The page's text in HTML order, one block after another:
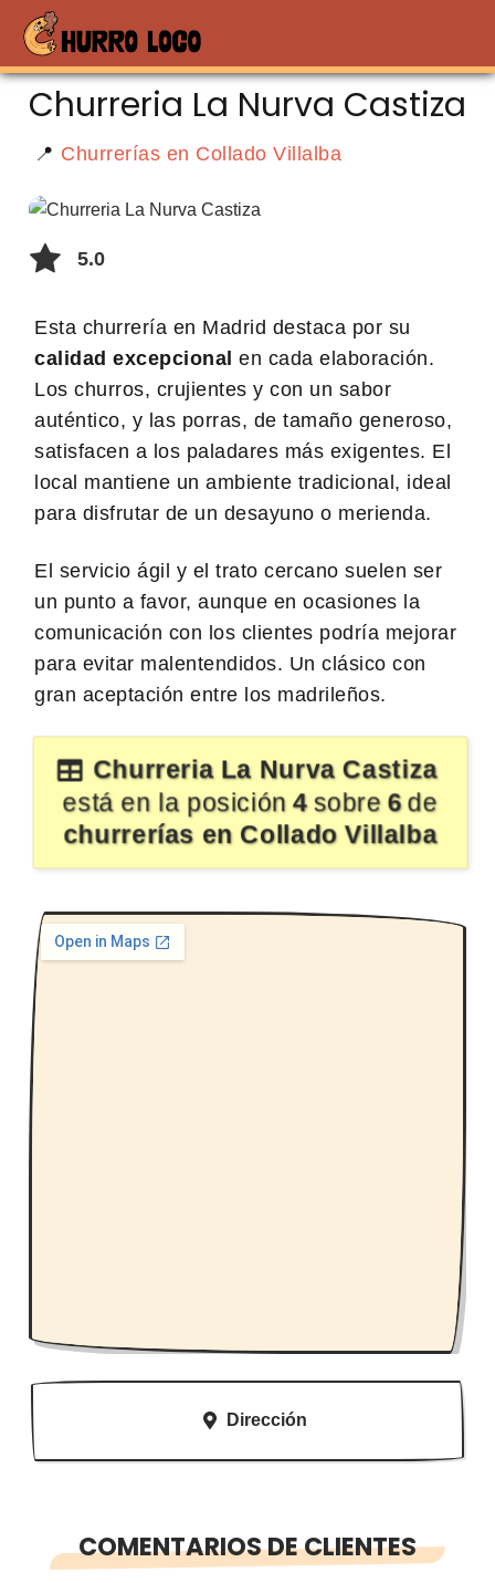
Churreria La Nurva Castiza
📍 Churrerías en Collado Villalba
5.0
Esta churrería en Madrid destaca por su
calidad excepcional en cada elaboración.
Los churros, crujientes y con un sabor
auténtico, y las porras, de tamaño generoso,
satisfacen a los paladares más exigentes. El
local mantiene un ambiente tradicional, ideal
para disfrutar de un desayuno o merienda.
El servicio ágil y el trato cercano suelen ser
un punto a favor, aunque en ocasiones la
comunicación con los clientes podría mejorar
para evitar malentendidos. Un clásico con
gran aceptación entre los madrileños.
Churreria La Nurva Castiza
está en la posición 4 sobre 6 de
churrerías en Collado Villalba
Dirección
COMENTARIOS DE CLIENTES